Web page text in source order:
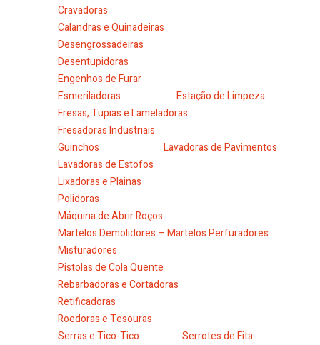
Cravadoras
Calandras e Quinadeiras
Desengrossadeiras
Desentupidoras
Engenhos de Furar
Esmeriladoras
Estação de Limpeza
Fresas, Tupias e Lameladoras
Fresadoras Industriais
Guinchos
Lavadoras de Pavimentos
Lavadoras de Estofos
Lixadoras e Plainas
Polidoras
Máquina de Abrir Roços
Martelos Demolidores – Martelos Perfuradores
Misturadores
Pistolas de Cola Quente
Rebarbadoras e Cortadoras
Retificadoras
Roedoras e Tesouras
Serras e Tico-Tico
Serrotes de Fita